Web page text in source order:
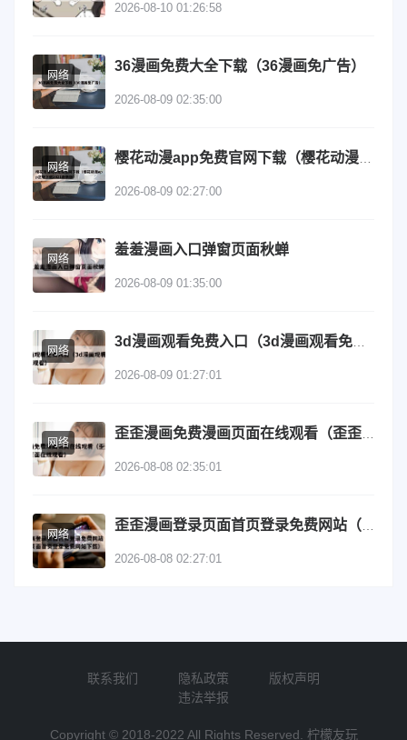
2026-08-10 01:26:58
网络
36漫画免费大全下载（36漫画免广告）
2026-08-09 02:35:00
网络
2026-08-09 02:27:00
网络
羞羞漫画入口弹窗页面秋蝉
2026-08-09 01:35:00
网络
2026-08-09 01:27:01
网络
2026-08-08 02:35:01
网络
2026-08-08 02:27:01
联系我们 隐私政策
版权声明
违法举报
Copyright © 2018-2022 All Rights Reserved. 柠檬友玩